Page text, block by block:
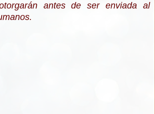
antes de ser enviada al